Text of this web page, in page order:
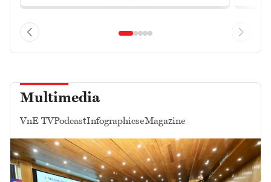
Multimedia
VnE TVPodcastInfographicseMagazine